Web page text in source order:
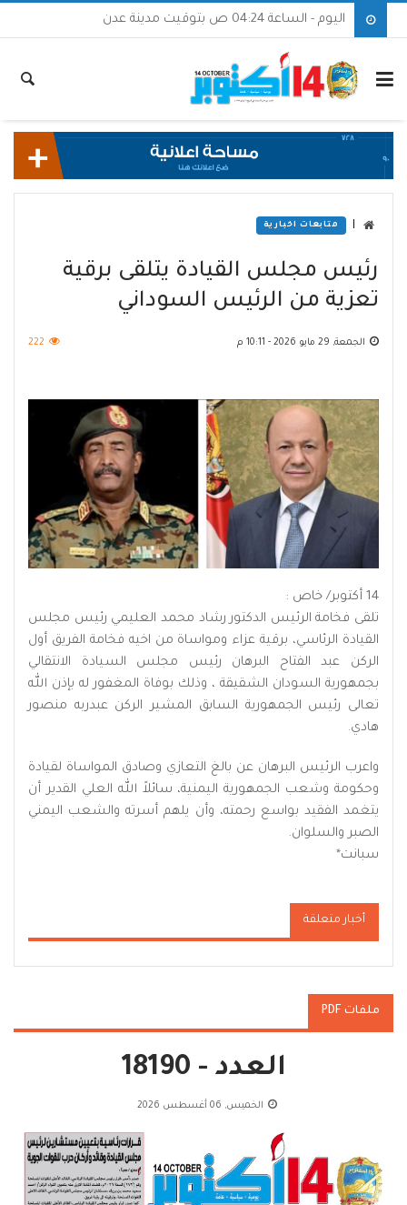
اليوم - الساعة 04:24 ص بتوقيت مدينة عدن
متابعات اخبارية
رئيس مجلس القيادة يتلقى برقية
تعزية من الرئيس السوداني
الجمعة, 29 مايو 2026 - 10:11 م 222
14 أكتوبر/ خاص :
تلقى فخامة الرئيس الدكتور رشاد محمد العليمي رئيس مجلس
القيادة الرئاسي، برقية عزاء ومواساة من اخيه فخامة الفريق أول
الركن عبد الفتاح البرهان رئيس مجلس السيادة الانتقالي
بجمهورية السودان الشقيقة ، وذلك بوفاة المغفور له بإذن الله
تعالى رئيس الجمهورية السابق المشير الركن عبدربه منصور
هادي.
واعرب الرئيس البرهان عن بالغ التعازي وصادق المواساة لقيادة
وحكومة وشعب الجمهورية اليمنية، سائلاً الله العلي القدير أن
يتغمد الفقيد بواسع رحمته، وأن يلهم أسرته والشعب اليمني
الصبر والسلوان.
سبانت*
أخبار متعلقة
ملفات PDF
العدد - 18190
الخميس, 06 أغسطس 2026